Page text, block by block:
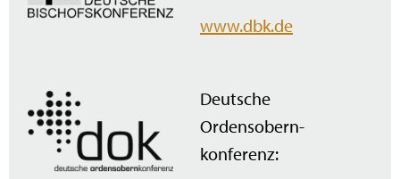
www.dbk.de
Deutsche
Ordensobern­
konferenz: